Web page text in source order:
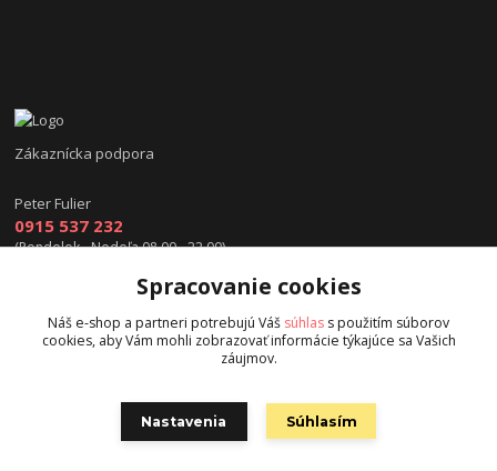
Zákaznícka podpora
Peter Fulier
0915 537 232
(Pondelok - Nedeľa 08.00 - 22.00)
info@hokejexpert.sk
Spracovanie cookies
Náš e-shop a partneri potrebujú Váš súhlas s použitím súborov
cookies, aby Vám mohli zobrazovať informácie týkajúce sa Vašich
záujmov.
Nastavenia Súhlasím